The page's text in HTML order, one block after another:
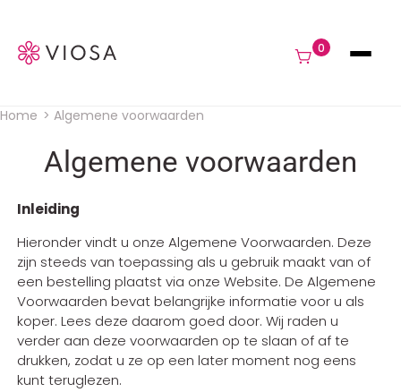
0
Kruimelpad
Home Algemene voorwaarden
Algemene voorwaarden
Inleiding
Hieronder vindt u onze Algemene Voorwaarden. Deze
zijn steeds van toepassing als u gebruik maakt van of
een bestelling plaatst via onze Website. De Algemene
Voorwaarden bevat belangrijke informatie voor u als
koper. Lees deze daarom goed door. Wij raden u
verder aan deze voorwaarden op te slaan of af te
drukken, zodat u ze op een later moment nog eens
kunt teruglezen.